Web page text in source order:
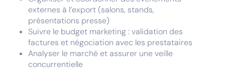
externes à l’export (salons, stands,
présentations presse)
Suivre le budget marketing : validation des
factures et négociation avec les prestataires
Analyser le marché et assurer une veille
concurrentielle